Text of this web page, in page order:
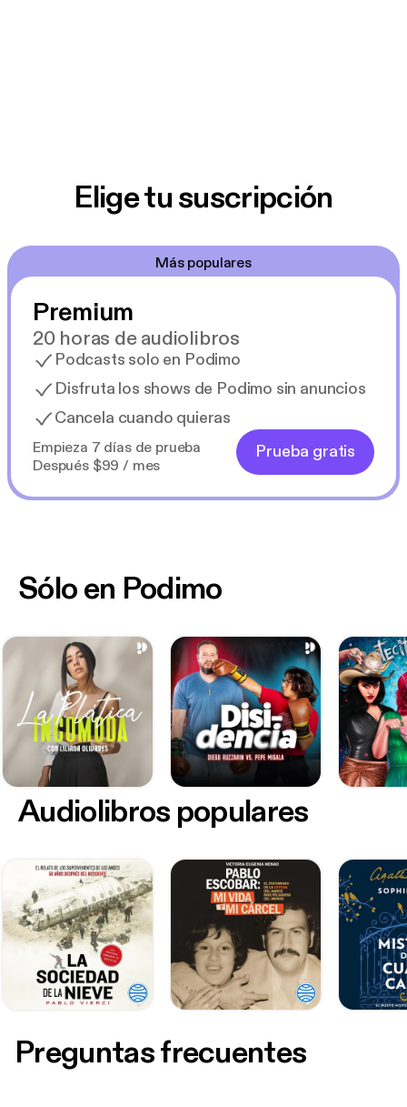
Elige tu suscripción
Más populares
Premium
20 horas de audiolibros
Podcasts solo en Podimo
Disfruta los shows de Podimo sin anuncios
Cancela cuando quieras
Empieza 7 días de prueba
Después $99 / mes
Prueba gratis
Sólo en Podimo
Audiolibros populares
Preguntas frecuentes